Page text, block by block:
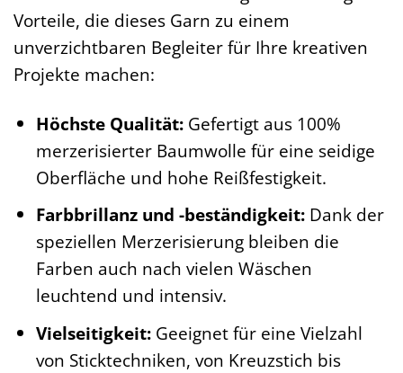
Vorteile, die dieses Garn zu einem
unverzichtbaren Begleiter für Ihre kreativen
Projekte machen:
Höchste Qualität:Gefertigt aus 100%
merzerisierter Baumwolle für eine seidige
Oberfläche und hohe Reißfestigkeit.
Farbbrillanz und -beständigkeit:Dank der
speziellen Merzerisierung bleiben die
Farben auch nach vielen Wäschen
leuchtend und intensiv.
Vielseitigkeit:Geeignet für eine Vielzahl
von Sticktechniken, von Kreuzstich bis